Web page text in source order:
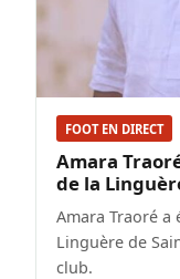
FOOT EN DIRECT
Amara
de la
Amara Traoré
Linguère de
club.